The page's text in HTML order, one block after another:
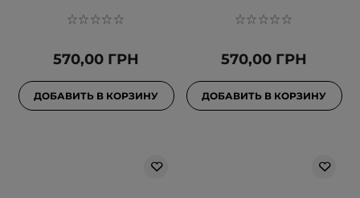
570,00 ГРН
ДОБАВИТЬ В КОРЗИНУ
570,00 ГРН
ДОБАВИТЬ В КОРЗИНУ